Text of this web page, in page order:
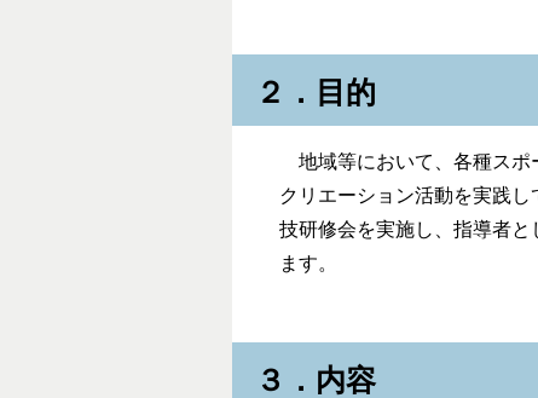
２．目的
地域等において、各種スポ
クリエーション活動を実践
技研修会を実施し、指導者
ます。
３．内容